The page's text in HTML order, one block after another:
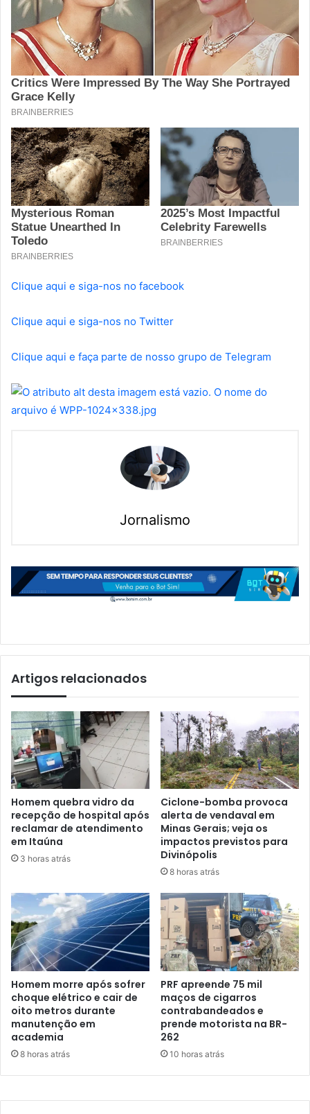
Clique aqui e siga-nos no facebook
Clique aqui e siga-nos no Twitter
Clique aqui e faça parte de nosso grupo de Telegram
Jornalismo
Artigos relacionados
Homem quebra vidro da
recepção de hospital após
reclamar de atendimento
em Itaúna
3 horas atrás
Ciclone-bomba provoca
alerta de vendaval em
Minas Gerais; veja os
impactos previstos para
Divinópolis
8 horas atrás
Homem morre após sofrer
choque elétrico e cair de
oito metros durante
manutenção em
academia
8 horas atrás
PRF apreende 75 mil
maços de cigarros
contrabandeados e
prende motorista na BR-
262
10 horas atrás